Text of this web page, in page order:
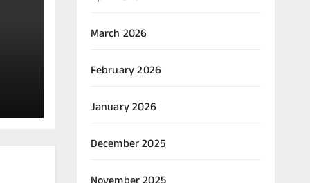
March 2026
February 2026
January 2026
December 2025